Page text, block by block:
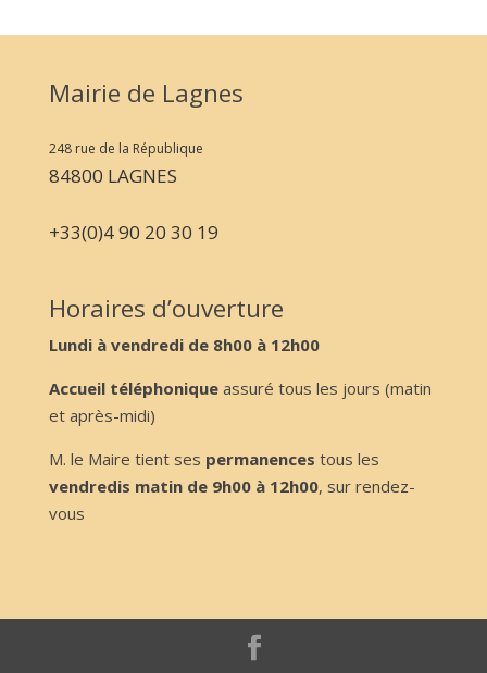
Mairie de Lagnes
248 rue de la République
84800 LAGNES
+33(0)4 90 20 30 19
Horaires d’ouverture
Lundi à vendredi de 8h00 à 12h00
Accueil téléphoniqueassuré tous les jours (matin
et après-midi)
M. le Maire tient ses permanences tous les
vendredis matin de 9h00 à 12h00, sur rendez-
vous